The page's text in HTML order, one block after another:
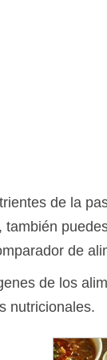
de la
de
de los
nutricionales.